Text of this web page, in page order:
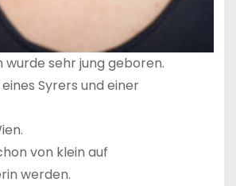
wurde sehr jung geboren.
Syrers und einer
von klein auf
werden.